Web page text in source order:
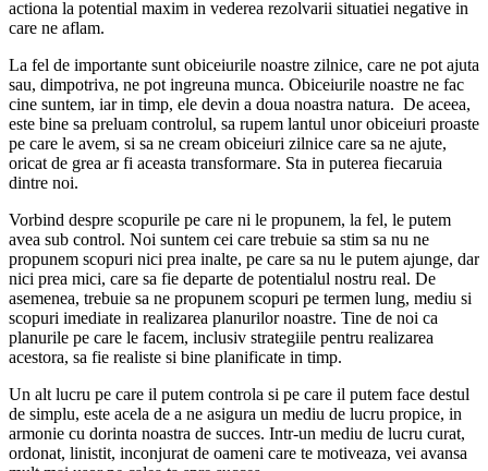
actiona la potential maxim in vederea rezolvarii situatiei negative in
care ne aflam.
La fel de importante sunt obiceiurile noastre zilnice, care ne pot ajuta
sau, dimpotriva, ne pot ingreuna munca. Obiceiurile noastre ne fac
cine suntem, iar in timp, ele devin a doua noastra natura. De aceea,
este bine sa preluam controlul, sa rupem lantul unor obiceiuri proaste
pe care le avem, si sa ne cream obiceiuri zilnice care sa ne ajute,
oricat de grea ar fi aceasta transformare. Sta in puterea fiecaruia
dintre noi.
Vorbind despre scopurile pe care ni le propunem, la fel, le putem
avea sub control. Noi suntem cei care trebuie sa stim sa nu ne
propunem scopuri nici prea inalte, pe care sa nu le putem ajunge, dar
nici prea mici, care sa fie departe de potentialul nostru real. De
asemenea, trebuie sa ne propunem scopuri pe termen lung, mediu si
scopuri imediate in realizarea planurilor noastre. Tine de noi ca
planurile pe care le facem, inclusiv strategiile pentru realizarea
acestora, sa fie realiste si bine planificate in timp.
Un alt lucru pe care il putem controla si pe care il putem face destul
de simplu, este acela de a ne asigura un mediu de lucru propice, in
armonie cu dorinta noastra de succes. Intr-un mediu de lucru curat,
ordonat, linistit, inconjurat de oameni care te motiveaza, vei avansa